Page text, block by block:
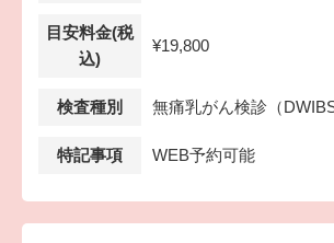
目安料金(税
込)
¥19,800
検査種別 無痛乳がん検診（
特記事項 WEB予約可能